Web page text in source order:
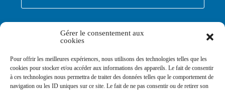
Gérer le consentement aux
cookies
Pour offrir les meilleures expériences, nous utilisons des technologies telles que les
cookies pour stocker et/ou accéder aux informations des appareils. Le fait de consentir
à ces technologies nous permettra de traiter des données telles que le comportement de
navigation ou les ID uniques sur ce site. Le fait de ne pas consentir ou de retirer son
© Ville de Saint-Jean-d'Angély 2026
Ma mairie
Découvrir la ville
Vivre ma ville
Services publics
Contact
Mentions légales
Plan du site
Données personnelles